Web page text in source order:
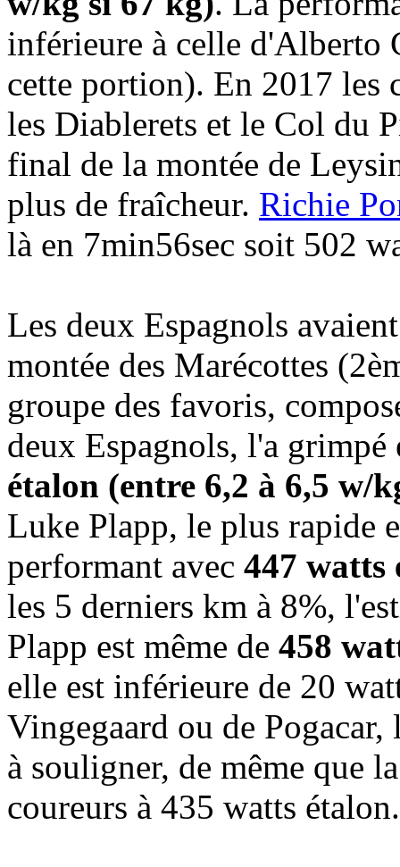
inférieure à celle d'Alberto
cette portion). En 2017 les
les Diablerets et le Col du
final de la montée de
plus de fraîcheur. Richie
là en 7min56sec soit 502
Les deux Espagnols
montée des Marécottes
groupe des favoris,
deux Espagnols, l'a
étalon (entre 6,2 à 6,5 w/
Luke Plapp, le plus rapide
performant avec 447 watts
les 5 derniers km à 8%,
Plapp est même de 458
elle est inférieure de 20
Vingegaard ou de
à souligner, de même que
coureurs à 435 watts étalon.